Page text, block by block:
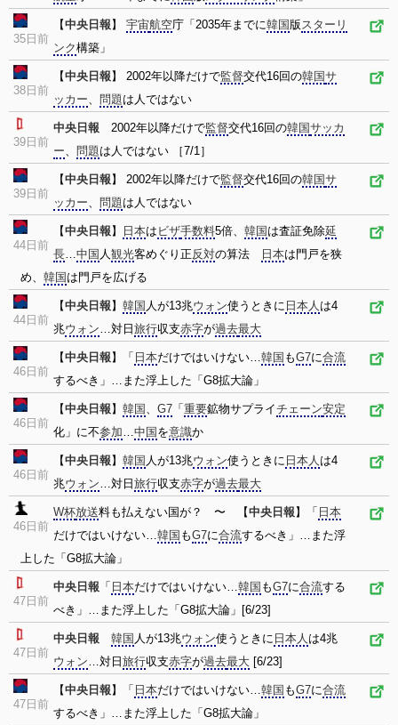
35日前
【中央日報 】 宇宙航空庁「2035年までに韓国 版スターリ
ンク構築」
38日前
【中央日報 】 2002年以降だけで監督交代16回の韓国サ
ッカー、 問題は人ではない
39日前
中央日報 2002年以降だけで監督交代16回の韓国サッカ
ー、 問題は人ではない ［7/1］
39日前
【中央日報 】 2002年以降だけで監督交代16回の韓国サ
ッカー、 問題は人ではない
44日前
【中央日報 】 日本は ビザ手数料5倍、 韓国 は査証免除延
長…中国 人観光客めぐり正反対の算法 日本は門戸を狭
め、 韓国 は門戸を広げる
44日前
【中央日報 】 韓国 人が13兆ウォン使うときに 日本人 は4
兆ウォン…対日 旅行収支赤字が過去最大
46日前
【中央日報 】「 日本だけではいけない…韓国 もG7に合流
するべき」…また浮上した「G8拡大論」
46日前
【中央日報 】 韓国 、 G7 「 重要鉱物サプライチェーン安定
化」に不参加…中国 を意識か
46日前
【中央日報 】 韓国 人が13兆ウォン使うときに 日本人 は4
兆ウォン…対日 旅行収支赤字が過去最大
46日前
W杯放送料も払えない国が？ 〜 【中央日報 】「 日本
だけではいけない…韓国 もG7に合流するべき」…また浮
上した「G8拡大論」
47日前
中央日報 「 日本だけではいけない…韓国 もG7に合流する
べき」…また浮上した「G8拡大論」[6/23]
47日前
中央日報 韓国 人が13兆ウォン使うときに 日本人 は4兆
ウォン…対日 旅行収支赤字が過去最大 [6/23]
47日前
【中央日報 】「 日本だけではいけない…韓国 もG7に合流
するべき」…また浮上した「G8拡大論」